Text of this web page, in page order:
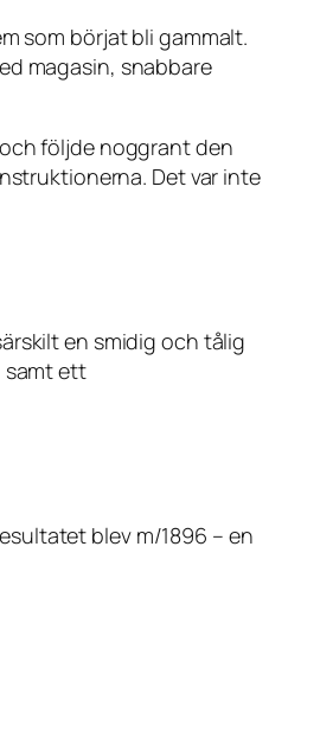
som börjat bli gammalt.
magasin, snabbare
följde noggrant den
Det var inte
en smidig och tålig
samt ett
blev m/1896 – en